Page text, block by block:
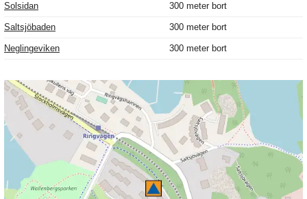
Solsidan 300 meter bort
Saltsjöbaden 300 meter bort
Neglingeviken 300 meter bort